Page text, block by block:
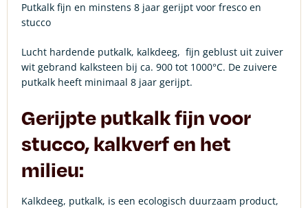
Putkalk fijn en minstens 8 jaar gerijpt voor fresco en
stucco
Lucht hardende putkalk, kalkdeeg, fijn geblust uit zuiver
wit gebrand kalksteen bij ca. 900 tot 1000°C. De zuivere
putkalk heeft minimaal 8 jaar gerijpt.
Gerijpte putkalk fijn voor
stucco, kalkverf en het
milieu:
Kalkdeeg, putkalk, is een ecologisch duurzaam product,